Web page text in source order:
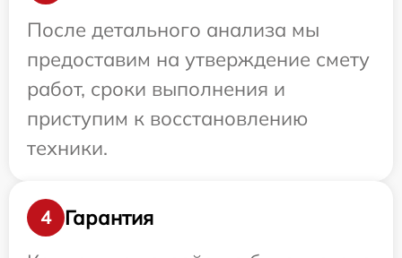
После детального анализа мы
предоставим на утверждение смету
работ, сроки выполнения и
приступим к восстановлению
техники.
4
Гарантия